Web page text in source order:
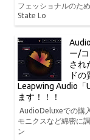
フェッショナルのた
State Lo
ー/
され
ド
Leapwing Audio「
ます！！！
AudioDeluxeでの購
モニクスなど綿密に
ン